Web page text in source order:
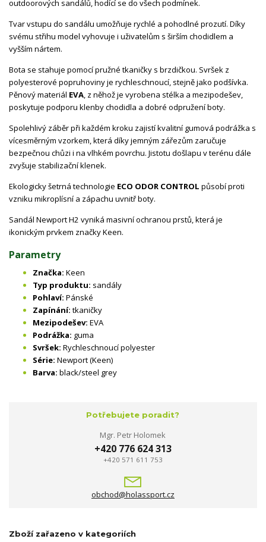
outdoorových sandálů, hodící se do všech podmínek.
Tvar vstupu do sandálu umožňuje rychlé a pohodlné prozutí. Díky
svému střihu model vyhovuje i uživatelům s širším chodidlem a
vyšším nártem.
Bota se stahuje pomocí pružné tkaničky s brzdičkou. Svršek z
polyesterové popruhoviny je rychleschnoucí, stejně jako podšívka.
Pěnový materiál EVA , z něhož je vyrobena stélka a mezipodešev,
poskytuje podporu klenby chodidla a dobré odpružení boty.
Spolehlivý záběr při každém kroku zajistí kvalitní gumová podrážka s
vícesměrným vzorkem, která díky jemným zářezům zaručuje
bezpečnou chůzi i na vlhkém povrchu. Jistotu došlapu v terénu dále
zvyšuje stabilizační klenek.
Ekologicky šetrná technologie ECO ODOR CONTROL působí proti
vzniku mikroplísní a zápachu uvnitř boty.
Sandál Newport H2 vyniká masivní ochranou prstů, která je
ikonickým prvkem značky Keen.
Parametry
Značka: Keen
Typ produktu: sandály
Pohlaví: Pánské
Zapínání: tkaničky
Mezipodešev: EVA
Podrážka: guma
Svršek: Rychleschnoucí polyester
Série: Newport (Keen)
Barva: black/steel grey
Potřebujete poradit?
Mgr. Petr Holomek
+420 776 624 313
+420 571 611 753
obchod@holassport.cz
Zboží zařazeno v kategoriích